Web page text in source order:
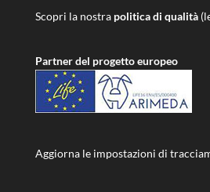
Scopri la nostra politica di qualità
Partner del progetto europeo
Aggiorna le impostazioni di